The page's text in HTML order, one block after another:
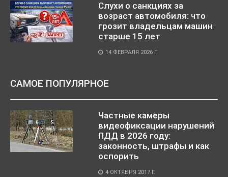
Слухи о санкциях за
возраст автомобиля: что
грозит владельцам машин
старше 15 лет
14 ФЕВРАЛЯ 2026 Г.
САМОЕ ПОПУЛЯРНОЕ
Частные камеры
видеофиксации нарушений
ПДД в 2026 году:
законность, штрафы и как
оспорить
4 ОКТЯБРЯ 2017 Г.